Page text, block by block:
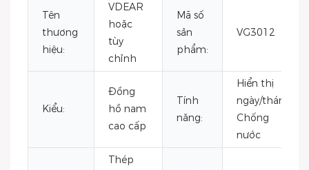
Tên
thương
hiệu:
VDEAR
hoặc
tùy
chỉnh
Mã số
sản
phẩm:
VG3012
Kiểu:
Đồng
hồ nam
cao cấp
Tính
năng:
Hiển thị
ngày/tháng,
Chống
nước
Thép